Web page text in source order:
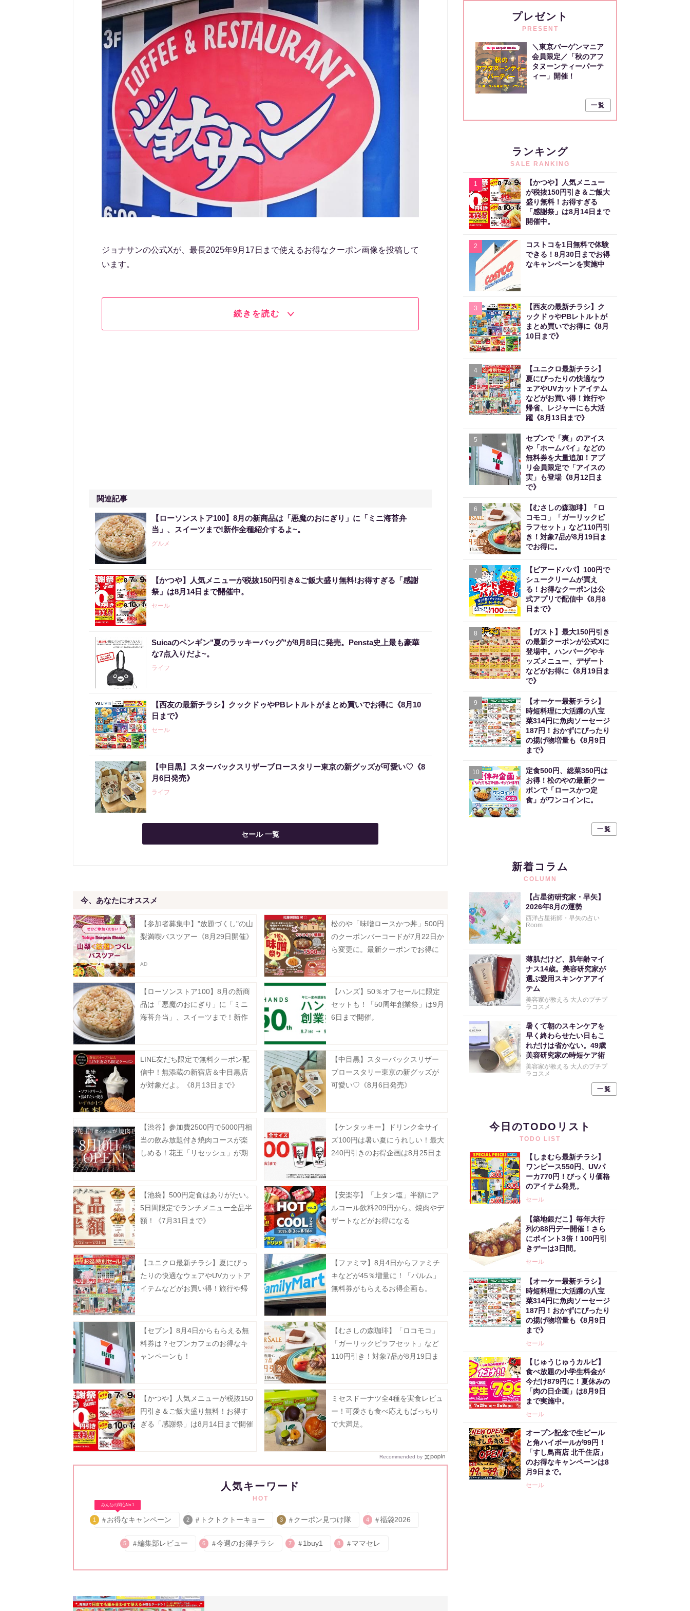
ジョナサンの公式Xが、最長2025年9月17日まで使えるお得なクーポン画像を投稿して
います。
続きを読む
関連記事
【ローソンストア100】8月の新商品は「悪魔のおにぎり」に「ミニ海苔弁
当」、スイーツまで!新作全種紹介するよ~。
グルメ
【かつや】人気メニューが税抜150円引き&ご飯大盛り無料!お得すぎる「感謝
祭」は8月14日まで開催中。
セール
Suicaのペンギン"夏のラッキーバッグ"が8月8日に発売。Pensta史上最も豪華
な7点入りだよ~。
ライフ
【西友の最新チラシ】クックドゥやPBレトルトがまとめ買いでお得に《8月10
日まで》
セール
【中目黒】スターバックスリザーブロースタリー東京の新グッズが可愛い♡《8
月6日発売》
ライフ
セール 一覧
今、あなたにオススメ
【参加者募集中】"放題づくし"の山
梨満喫バスツアー《8月29日開催》
松のや「味噌ロースかつ丼」500円
のクーポンバーコードが7月22日か
ら変更に。最新クーポンでお得に
【ローソンストア100】8月の新商
品は「悪魔のおにぎり」に「ミニ
海苔弁当」、スイーツまで！新作
【ハンズ】50％オフセールに限定
セットも！「50周年創業祭」は9月
6日まで開催。
LINE友だち限定で無料クーポン配
信中！無添蔵の新宿店＆中目黒店
が対象だよ。《8月13日まで》
【中目黒】スターバックスリザー
ブロースタリー東京の新グッズが
可愛い♡《8月6日発売》
【渋谷】参加費2500円で5000円相
当の飲み放題付き焼肉コースが楽
しめる！花王「リセッシュ」が期
【ケンタッキー】ドリンク全サイ
ズ100円は暑い夏にうれしい！最大
240円引きのお得企画は8月25日ま
【池袋】500円定食はありがたい。
5日間限定でランチメニュー全品半
額！《7月31日まで》
【安楽亭】「上タン塩」半額にア
ルコール飲料209円から。焼肉やデ
ザートなどがお得になる
【ユニクロ最新チラシ】夏にぴっ
たりの快適なウェアやUVカットア
イテムなどがお買い得！旅行や帰
【ファミマ】8月4日からファミチ
キなどが45％増量に！「パルム」
無料券がもらえるお得企画も。
【セブン】8月4日からもらえる無
料券は？セブンカフェのお得なキ
ャンペーンも！
【むさしの森珈琲】「ロコモコ」
「ガーリックピラフセット」など
110円引き！対象7品が8月19日ま
【かつや】人気メニューが税抜150
円引き＆ご飯大盛り無料！お得す
ぎる「感謝祭」は8月14日まで開催
ミセスドーナツ全4種を実食レビュ
ー！可愛さも食べ応えもばっちり
で大満足。
Recommended by
人気キーワード
HOT
みんなの関心No.1
1 お得なキャンペーン 2 トクトクトーキョー 3 クーポン見つけ隊 4 福袋2026
5 編集部レビュー 6 今週のお得チラシ 7 1buy1 8 ママセレ
プレゼント
PRESENT
＼東京バーゲンマニア
会員限定／「秋のアフ
タヌーンティーパーテ
ィー」開催！
一覧
ランキング
SALE RANKING
1
【かつや】人気メニュー
が税抜150円引き＆ご飯大
盛り無料！お得すぎる
「感謝祭」は8月14日まで
開催中。
2
コストコを1日無料で体験
できる！8月30日までお得
なキャンペーンを実施中
3
【西友の最新チラシ】ク
ックドゥやPBレトルトが
まとめ買いでお得に《8月
10日まで》
4
【ユニクロ最新チラシ】
夏にぴったりの快適なウ
ェアやUVカットアイテム
などがお買い得！旅行や
帰省、レジャーにも大活
躍《8月13日まで》
5
セブンで「爽」のアイス
や「ホームパイ」などの
無料券を大量追加！アプ
リ会員限定で「アイスの
実」も登場《8月12日ま
で》
6
【むさしの森珈琲】「ロ
コモコ」「ガーリックピ
ラフセット」など110円引
き！対象7品が8月19日ま
でお得に。
7
【ビアードパパ】100円で
シュークリームが買え
る！お得なクーポンは公
式アプリで配信中《8月8
日まで》
8
【ガスト】最大150円引き
の最新クーポンが公式Xに
登場中。ハンバーグやキ
ッズメニュー、デザート
などがお得に《8月19日ま
で》
9
【オーケー最新チラシ】
時短料理に大活躍の八宝
菜314円に魚肉ソーセージ
187円！おかずにぴったり
の揚げ物増量も《8月9日
まで》
10
定食500円、総菜350円は
お得！松のやの最新クー
ポンで「ロースかつ定
食」がワンコインに。
一覧
新着コラム
COLUMN
【占星術研究家・早矢】
2026年8月の運勢
西洋占星術師・早矢の占い
Room
薄肌だけど、肌年齢マイ
ナス14歳。美容研究家が
選ぶ愛用スキンケアアイ
テム
美容家が教える 大人のプチプ
ラコスメ
暑くて朝のスキンケアを
早く終わらせたい日もこ
れだけは省かない。49歳
美容研究家の時短ケア術
美容家が教える 大人のプチプ
ラコスメ
一覧
今日のTODOリスト
TODO LIST
【しまむら最新チラシ】
ワンピース550円、UVパ
ーカ770円！びっくり価格
のアイテム発見。
セール
【築地銀だこ】毎年大行
列の88円デー開催！さら
にポイント3倍！100円引
きデーは3日間。
セール
【オーケー最新チラシ】
時短料理に大活躍の八宝
菜314円に魚肉ソーセージ
187円！おかずにぴったり
の揚げ物増量も《8月9日
まで》
セール
【じゅうじゅうカルビ】
食べ放題の小学生料金が
今だけ879円に！夏休みの
「肉の日企画」は8月9日
まで実施中。
セール
オープン記念で生ビール
と角ハイボールが99円！
「すし鳥商店 北千住店」
のお得なキャンペーンは8
月9日まで。
セール